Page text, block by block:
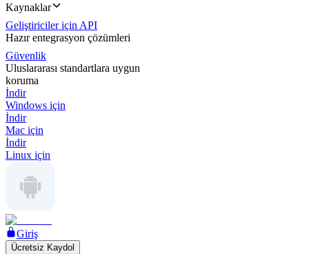
Kaynaklar
Geliştiriciler için API
Hazır entegrasyon çözümleri
Güvenlik
Uluslararası standartlara uygun
koruma
İndir
Windows için
İndir
Mac için
İndir
Linux için
Giriş
Ücretsiz Kaydol